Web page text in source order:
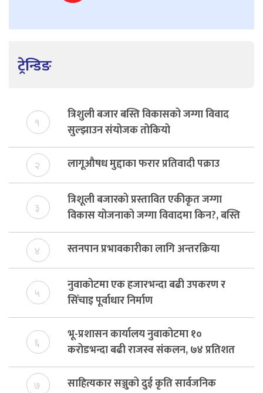
ट्रेन्डिङ
१
त्रिशुली बजार बस्ति विकासको जग्गा विवाद
सुल्झाउन संयोजक तोकियो
२ लागूऔषध मुद्दाका फरार प्रतिवादी पक्राउ
३
त्रिशूली बजारको प्रस्तावित एकीकृत जग्गा
विकास योजनाको जग्गा विवादमा किन?, बस्ति
विकास दर्ता नभए समिति विघटन हुने
४ स्तनपान प्रभावकारीका लागि अन्तरक्रिया
५
नुवाकोटमा एक हजारभन्दा बढी उपकरण र
सिँचाइ पूर्वाधार निर्माण
६
भू-प्रशासन कार्यालय नुवाकोटमा १०
करोडभन्दा बढी राजस्व संकलन, ७४ प्रतिशत
बेरुजु फर्छयौट
७ साहित्यकार सञ्जुको दुई कृति सार्वजनिक